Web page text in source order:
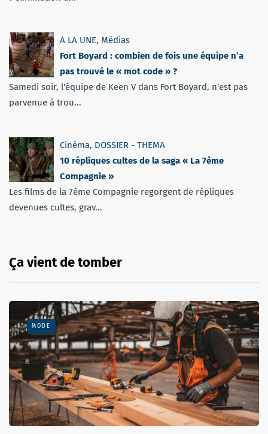
A LA UNE, Médias
Fort Boyard : combien de fois une équipe n’a
pas trouvé le « mot code » ?
Samedi soir, l'équipe de Keen V dans Fort Boyard, n'est pas
parvenue à trou...
Cinéma, DOSSIER - THEMA
10 répliques cultes de la saga « La 7ème
Compagnie »
Les films de la 7ème Compagnie regorgent de répliques
devenues cultes, grav...
Ça vient de tomber
MODE